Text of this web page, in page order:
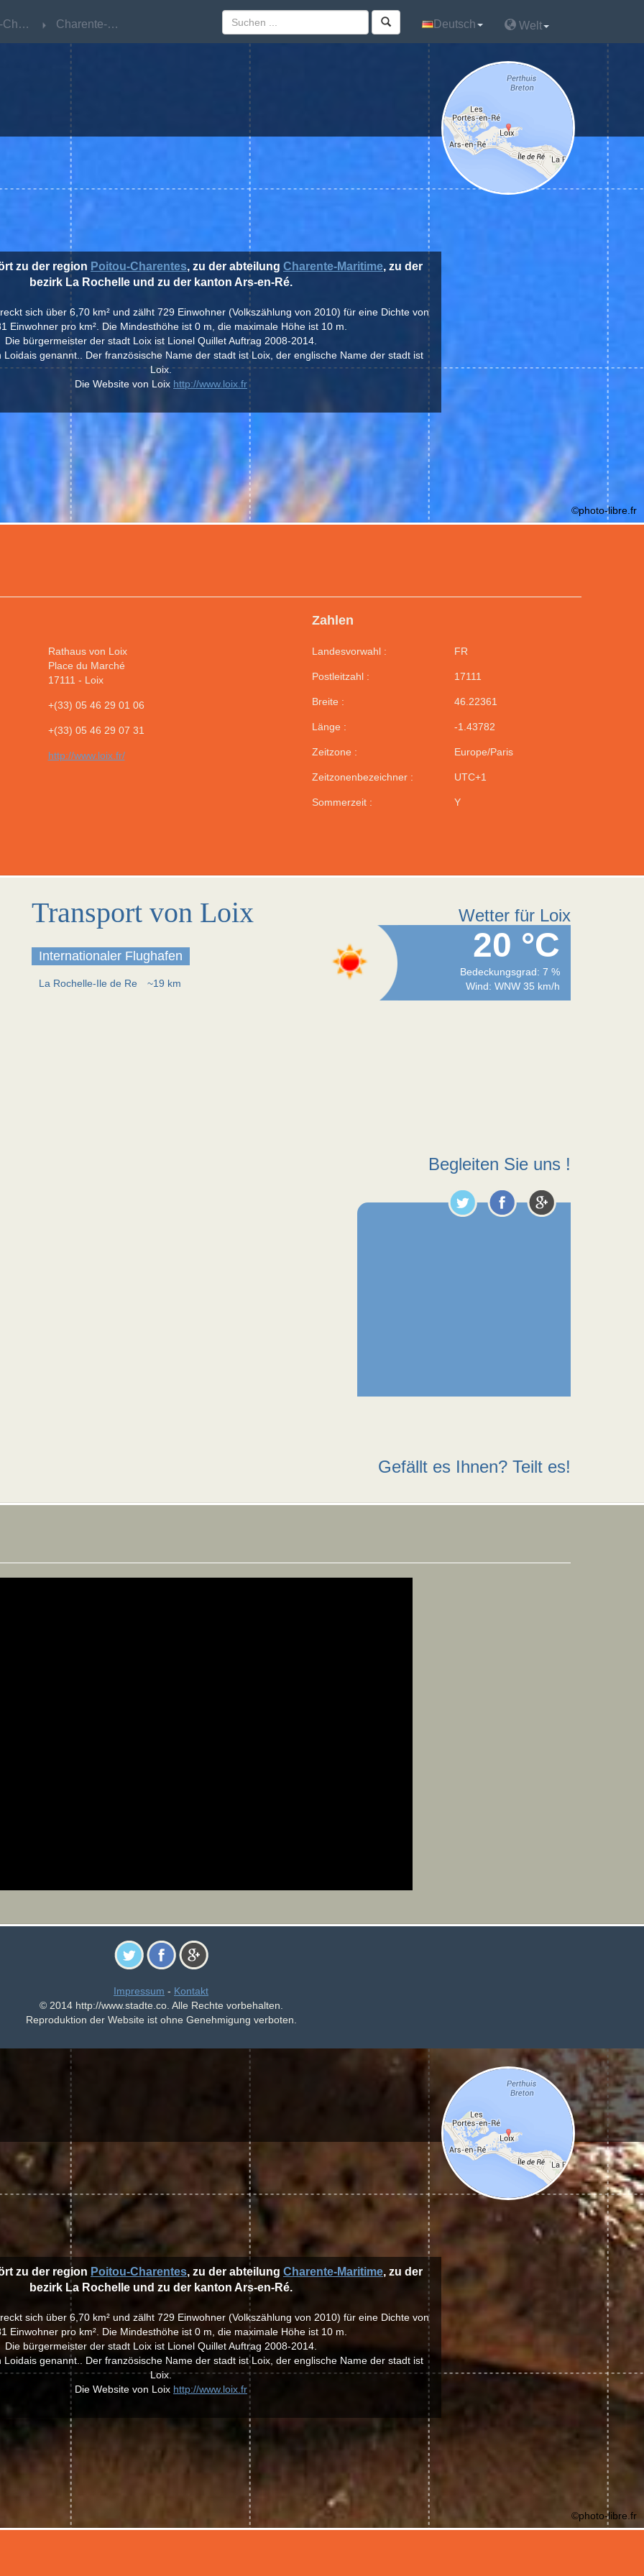
Poitou-Charentes Charente-Maritime Deutsch Welt
Rathaus von Loix
Place du Marché
17111 - Loix
+(33) 05 46 29 01 06
+(33) 05 46 29 07 31
http://www.loix.fr/
Zahlen
Landesvorwahl : FR
Postleitzahl : 17111
Breite : 46.22361
Länge : -1.43782
Zeitzone : Europe/Paris
Zeitzonenbezeichner : UTC+1
Sommerzeit : Y
zu der region Poitou-Charentes, zu der abteilung Charente-Maritime, zu der
bezirk La Rochelle und zu der kanton Ars-en-Ré.
sich über 6,70 km² und zälht 729 Einwohner (Volkszählung von 2010) für eine Dichte von
Einwohner pro km². Die Mindesthöhe ist 0 m, die maximale Höhe ist 10 m.
Die bürgermeister der stadt Loix ist Lionel Quillet Auftrag 2008-2014.
Loidais genannt.. Der französische Name der stadt ist Loix, der englische Name der stadt ist
Loix.
Die Website von Loix http://www.loix.fr
©photo-libre.fr
Transport von Loix
Internationaler Flughafen
La Rochelle-Ile de Re ~19 km
Wetter für Loix
20 °C
Bedeckungsgrad: 7 %
Wind: WNW 35 km/h
Begleiten Sie uns !
Gefällt es Ihnen? Teilt es!
Impressum - Kontakt
© 2014 http://www.stadte.co. Alle Rechte vorbehalten.
Reproduktion der Website ist ohne Genehmigung verboten.
Poitou-Charentes Charente-Maritime Deutsch Welt
zu der region Poitou-Charentes, zu der abteilung Charente-Maritime, zu der
bezirk La Rochelle und zu der kanton Ars-en-Ré.
sich über 6,70 km² und zälht 729 Einwohner (Volkszählung von 2010) für eine Dichte von
Einwohner pro km². Die Mindesthöhe ist 0 m, die maximale Höhe ist 10 m.
Die bürgermeister der stadt Loix ist Lionel Quillet Auftrag 2008-2014.
Loidais genannt.. Der französische Name der stadt ist Loix, der englische Name der stadt ist
Loix.
Die Website von Loix http://www.loix.fr
©photo-libre.fr